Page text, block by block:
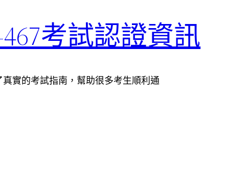
467考試認證資訊
實的考試指南，幫助很多考生順利通